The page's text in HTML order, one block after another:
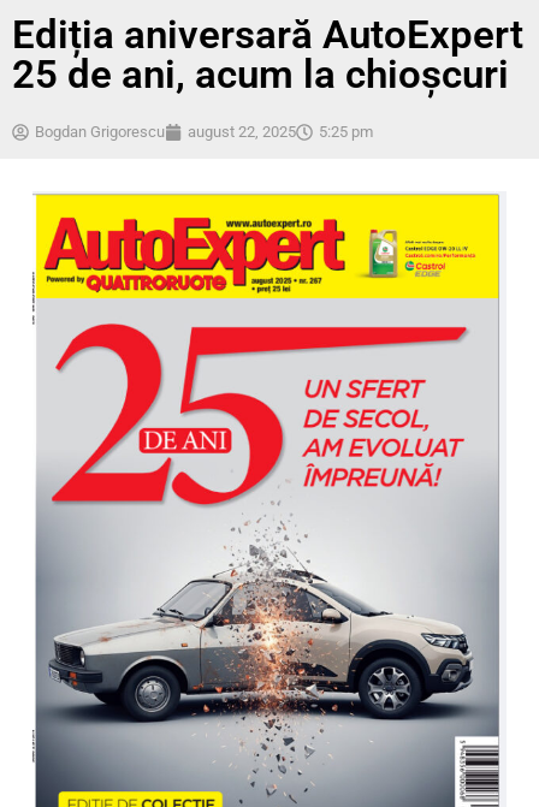
Ediția aniversară AutoExpert
25 de ani, acum la chioșcuri
Bogdan Grigorescu august 22, 2025 5:25 pm